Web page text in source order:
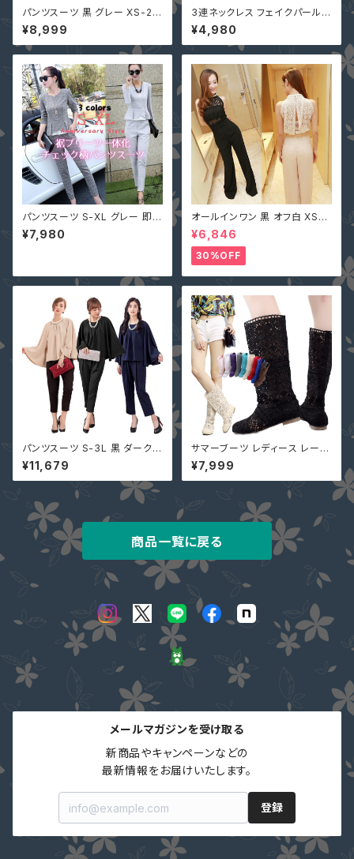
パンツスーツ 黒 グレー XS-2X
L 一部即納 セットアップ 長袖 テ
ーラードジャケット ＋ 七分丈パ
ンツ 上下セット ツーピース 265
¥8,999
3連ネックレス フェイクパール
結婚式 パーティー 入学式 入園
式 卒業式 卒園式 YJ-L0016
アクセサリー フォーマル レディ
¥4,980
パンツスーツ S-XL グレー 即納
水色 上下セット セットアップ チ
ェック柄 スリム 52042 プリー
¥7,980
オールインワン 黒 オフ白 XS-X
L 即納 パンツドレス 襟ビジュー
フェイクパール レース シースル
ー ホルターネック 背中開き オ
フホワイト 無地 2161366
¥6,846
30%OFF
パンツスーツ S-3L 黒 ダークベ
ージュ ネイビー 結婚式 パンツ
ドレス ぽっちゃり 4way 一部即
納 大きいサイズ セットアップ パ
ーティドレス YJ-881516 ケー
プ 二の腕カバー
¥11,679
サマーブーツ レディース レース
ロング 即納 夏ブーツ 夏フェス
ミドルブーツ ハーフブーツ ぺた
んこ 12色7サイズ 大きいサイズ
黒 白 ベージュ 茶 グレー Ihx-4
17 送料無料
¥7,999
商品一覧に戻る
メールマガジンを受け取る
新商品やキャンペーンなどの
最新情報をお届けいたします。
登録